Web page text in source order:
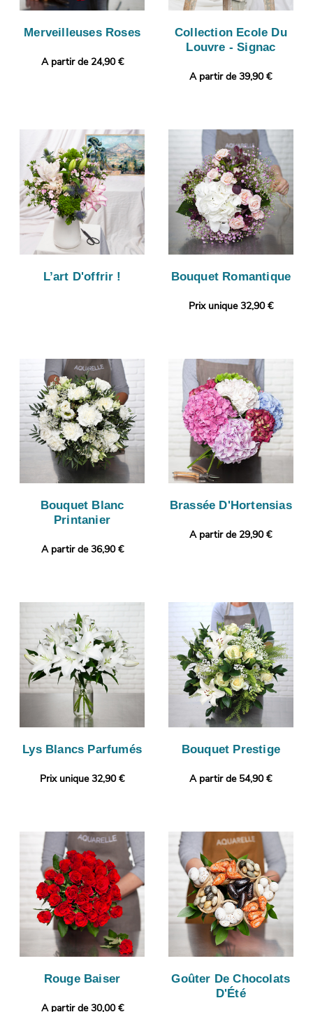
Merveilleuses Roses
A partir de 24,90 €
Collection Ecole Du
Louvre - Signac
A partir de 39,90 €
L’art D'offrir ! Bouquet Romantique
Prix unique 32,90 €
Bouquet Blanc
Printanier
A partir de 36,90 €
Brassée D'Hortensias
A partir de 29,90 €
Lys Blancs Parfumés
Prix unique 32,90 €
Bouquet Prestige
A partir de 54,90 €
Rouge Baiser
A partir de 30,00 €
Goûter De Chocolats
D'Été